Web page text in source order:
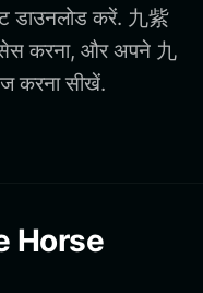
डाउनलोड करें. 九紫
करना, और अपने 九
करना सीखें.
Horse